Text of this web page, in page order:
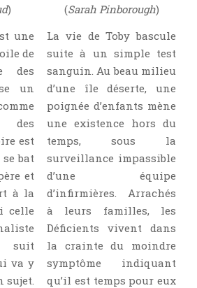
)
une
de
des
un
est
bat
et
à la
celle
suit
va y
sujet.
(Sarah Pinborough)
La vie de Toby bascule
suite à un simple test
sanguin. Au beau milieu
d’une île déserte, une
poignée d’enfants mène
une existence hors du
temps, sous la
surveillance impassible
d’une équipe
d’infirmières. Arrachés
à leurs familles, les
Déficients vivent dans
la crainte du moindre
symptôme indiquant
qu’il est temps pour eux